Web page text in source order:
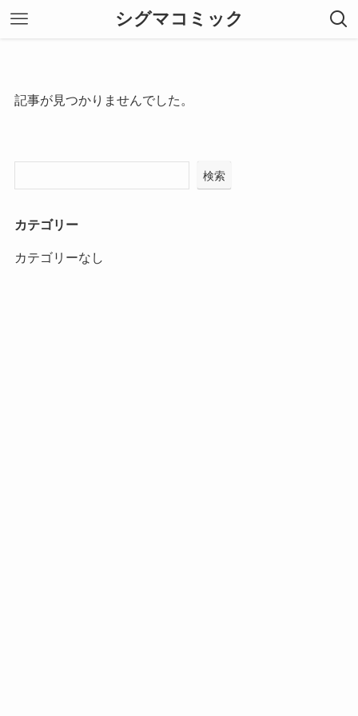
シグマコミック
記事が見つかりませんでした。
検索
カテゴリー
カテゴリーなし